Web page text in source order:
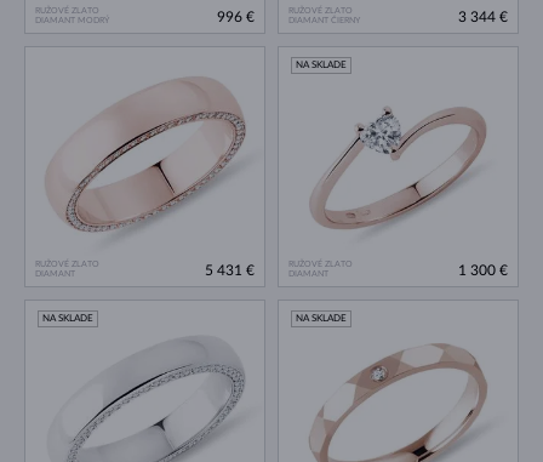
RUŽOVÉ ZLATO
DIAMANT MODRÝ
996 €
RUŽOVÉ ZLATO
DIAMANT ČIERNY
3 344 €
RUŽOVÉ ZLATO
DIAMANT
5 431 €
RUŽOVÉ ZLATO
DIAMANT
NA SKLADE
1 300 €
NA SKLADE NA SKLADE